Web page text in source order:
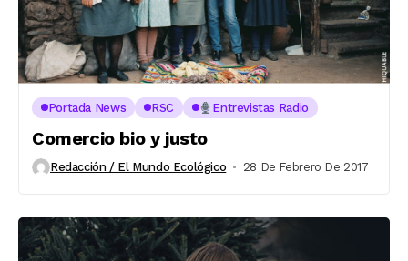
Portada News RSC Entrevistas Radio
Comercio bio y justo
Redacción / El Mundo Ecológico 28 De Febrero De 2017